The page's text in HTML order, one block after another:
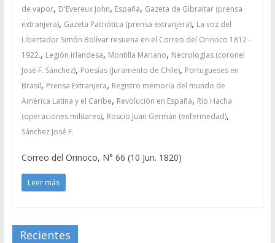
de vapor, D'Evereux John, España, Gazeta de Gibraltar (prensa
extranjera), Gazeta Patriótica (prensa extranjera), La voz del
Libertador Simón Bolívar resuena en el Correo del Orinoco 1812 -
1922., Legión irlandesa, Montilla Mariano, Necrologías (coronel
José F. Sánchez), Poesías (Juramento de Chile), Portugueses en
Brasil, Prensa Extranjera, Registro memoria del mundo de
América Latina y el Caribe, Revolución en España, Río Hacha
(operaciones militares), Roscio Juan Germán (enfermedad),
Sánchez José F.
Correo del Orinoco, N° 66 (10 Jun. 1820)
Leer más
Recientes